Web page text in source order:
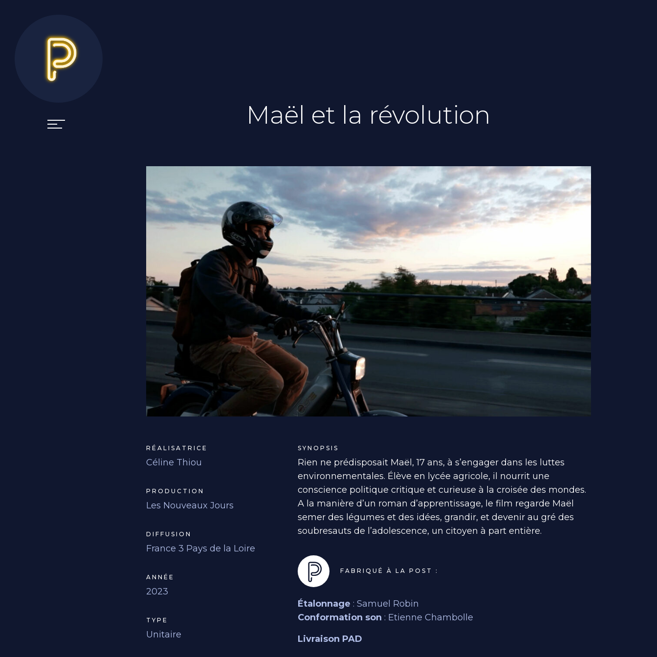
Maël et la révolution
RÉALISATRICE
Céline Thiou
PRODUCTION
Les Nouveaux Jours
DIFFUSION
France 3 Pays de la Loire
ANNÉE
2023
TYPE
Unitaire
SYNOPSIS
Rien ne prédisposait Maël, 17 ans, à s’engager dans les luttes
environnementales. Élève en lycée agricole, il nourrit une
conscience politique critique et curieuse à la croisée des mondes.
A la manière d’un roman d’apprentissage, le film regarde Maël
semer des légumes et des idées, grandir, et devenir au gré des
soubresauts de l’adolescence, un citoyen à part entière.
FABRIQUÉ À LA POST :
Étalonnage : Samuel Robin
Conformation son : Etienne Chambolle
Livraison PAD